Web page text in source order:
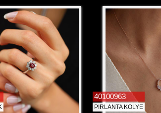
40100963
PIRLANTA KOLYE